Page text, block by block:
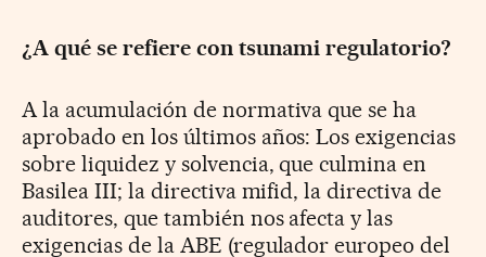
¿A qué se refiere con tsunami regulatorio?
A la acumulación de normativa que se ha
aprobado en los últimos años: Los exigencias
sobre liquidez y solvencia, que culmina en
Basilea III; la directiva mifid, la directiva de
auditores, que también nos afecta y las
exigencias de la ABE (regulador europeo del